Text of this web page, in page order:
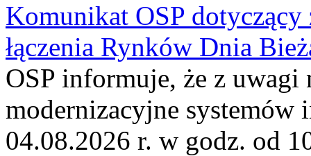
Komunikat OSP dotyczący
łączenia Rynków Dnia
OSP informuje, że z uwagi
modernizacyjne
04.08.2026 r. w godz. od